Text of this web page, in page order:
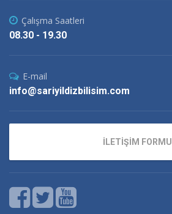
Çalışma Saatleri
08.30 - 19.30
E-mail
info@sariyildizbilisim.com
İLETİŞİM FORMU